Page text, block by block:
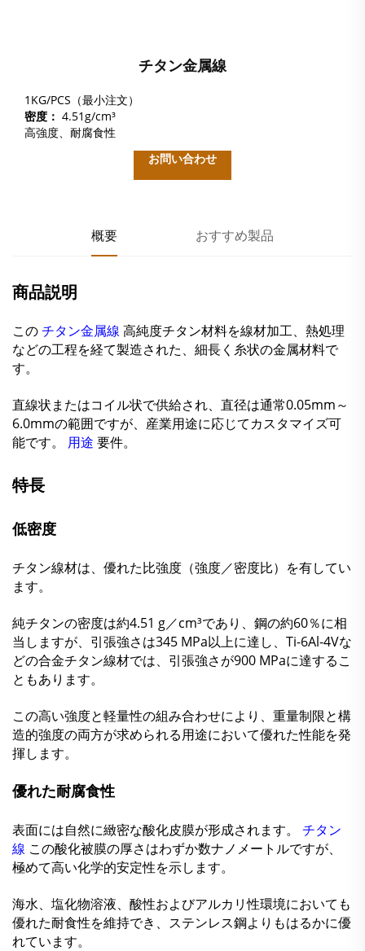
チタン金属線
1KG/PCS（最小注文）
密度： 4.51g/cm³
高強度、耐腐食性
お問い合わせ
概要 おすすめ製品
商品説明
このチタン金属線 高純度チタン材料を線材加工、熱処理
などの工程を経て製造された、細長く糸状の金属材料で
す。
直線状またはコイル状で供給され、直径は通常0.05mm～
6.0mmの範囲ですが、産業用途に応じてカスタマイズ可
能です。 用途 要件。
特長
低密度
チタン線材は、優れた比強度（強度／密度比）を有してい
ます。
純チタンの密度は約4.51 g／cm³であり、鋼の約60％に相
当しますが、引張強さは345 MPa以上に達し、Ti-6Al-4Vな
どの合金チタン線材では、引張強さが900 MPaに達するこ
ともあります。
この高い強度と軽量性の組み合わせにより、重量制限と構
造的強度の両方が求められる用途において優れた性能を発
揮します。
優れた耐腐食性
表面には自然に緻密な酸化皮膜が形成されます。 チタン
線 この酸化被膜の厚さはわずか数ナノメートルですが、
極めて高い化学的安定性を示します。
海水、塩化物溶液、酸性およびアルカリ性環境においても
優れた耐食性を維持でき、ステンレス鋼よりもはるかに優
れています。